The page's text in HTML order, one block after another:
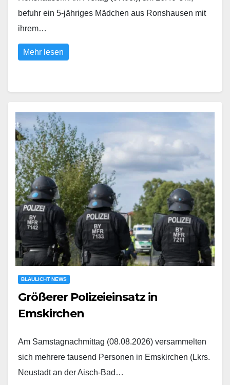
befuhr ein 5-jähriges Mädchen aus Ronshausen mit
ihrem…
Mehr lesen
BLAULICHT NEWS
Größerer Polizeieinsatz in
Emskirchen
Am Samstagnachmittag (08.08.2026) versammelten
sich mehrere tausend Personen in Emskirchen (Lkrs.
Neustadt an der Aisch-Bad…